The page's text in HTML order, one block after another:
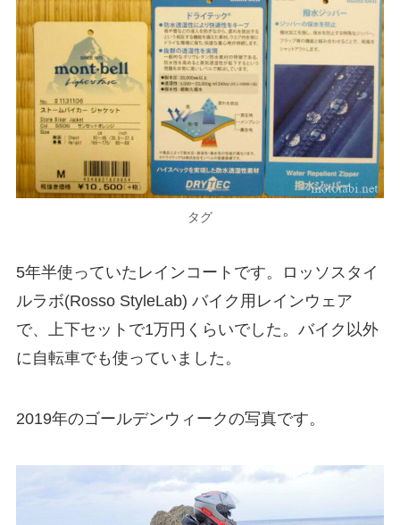
タグ
5年半使っていたレインコートです。ロッソスタイ
ルラボ(Rosso StyleLab) バイク用レインウェア
で、上下セットで1万円くらいでした。バイク以外
に自転車でも使っていました。
2019年のゴールデンウィークの写真です。